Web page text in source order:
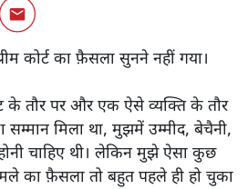
कोर्ट का फ़ैसला सुनने नहीं गया।
के तौर पर और एक ऐसे व्यक्ति के तौर
सम्मान मिला था, मुझमें उम्मीद, बेचैनी,
चाहिए थी। लेकिन मुझे ऐसा कुछ
का फ़ैसला तो बहुत पहले ही हो चुका